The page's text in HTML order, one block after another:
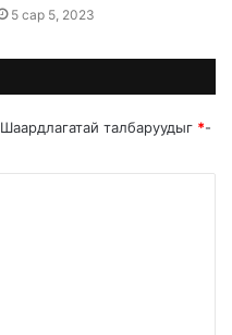
5 сар 5, 2023
Шаардлагатай талбаруудыг *-